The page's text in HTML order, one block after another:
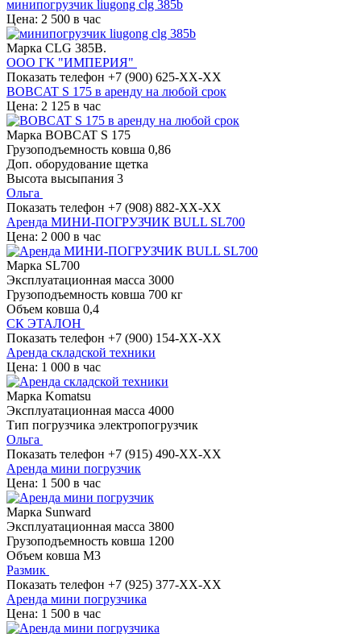
минипогрузчик liugong clg 385b
Цена: 2 500 в час
Марка CLG 385В.
ООО ГК "ИМПЕРИЯ"
Показать телефон +7 (900) 625-XX-XX
BOBCAT S 175 в аренду на любой срок
Цена: 2 125 в час
Марка BOBCAT S 175
Грузоподъемность ковша 0,86
Доп. оборудование щетка
Высота высыпания 3
Ольга
Показать телефон +7 (908) 882-XX-XX
Аренда МИНИ-ПОГРУЗЧИК BULL SL700
Цена: 2 000 в час
Марка SL700
Эксплуатационная масса 3000
Грузоподъемность ковша 700 кг
Объем ковша 0,4
СК ЭТАЛОН
Показать телефон +7 (900) 154-XX-XX
Аренда складской техники
Цена: 1 000 в час
Марка Komatsu
Эксплуатационная масса 4000
Тип погрузчика электропогрузчик
Ольга
Показать телефон +7 (915) 490-XX-XX
Аренда мини погрузчик
Цена: 1 500 в час
Марка Sunward
Эксплуатационная масса 3800
Грузоподъемность ковша 1200
Объем ковша М3
Размик
Показать телефон +7 (925) 377-XX-XX
Аренда мини погрузчика
Цена: 1 500 в час